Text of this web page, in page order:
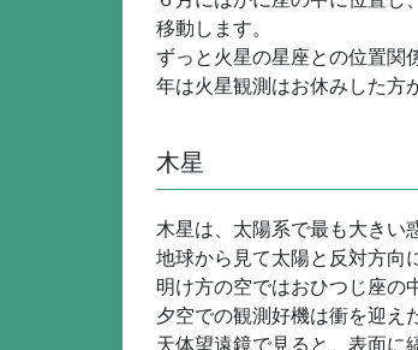
移動します。
ずっと火星の星座との位置関
年は火星観測はお休みした方
木星
木星は、太陽系で最も大きい
地球から見て太陽と反対方向
明け方の空ではおひつじ座の
夕空での観測好機は衝を迎え
天体望遠鏡で見ると、表面に